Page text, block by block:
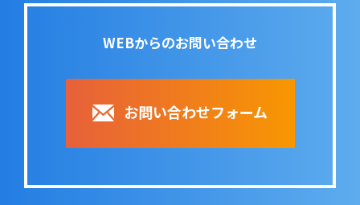
WEBからのお問い合わせ
お問い合わせフォーム